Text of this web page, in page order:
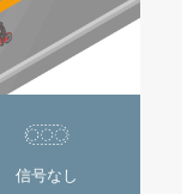
信号なし